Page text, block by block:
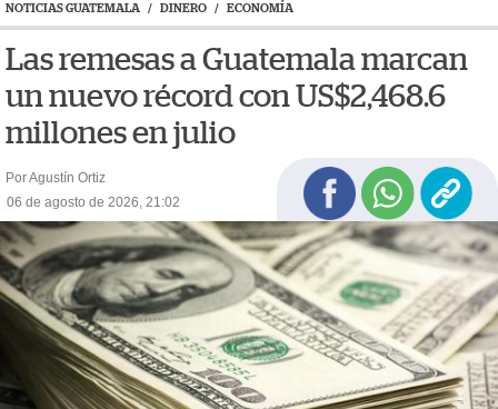
NOTICIAS GUATEMALA / DINERO / ECONOMÍA
Las remesas a Guatemala marcan
un nuevo récord con US$2,468.6
millones en julio
Por Agustín Ortiz
06 de agosto de 2026, 21:02